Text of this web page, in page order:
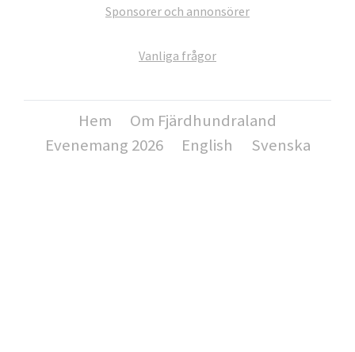
Sponsorer och annonsörer
Vanliga frågor
Hem
Om Fjärdhundraland
Evenemang 2026
English Svenska